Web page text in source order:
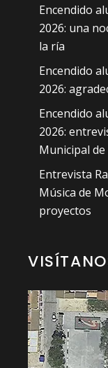
Encendido
2026: una
la ría
Encendido
2026:
Encendido
2026:
Municipal
Entrevista
Música de
proyectos